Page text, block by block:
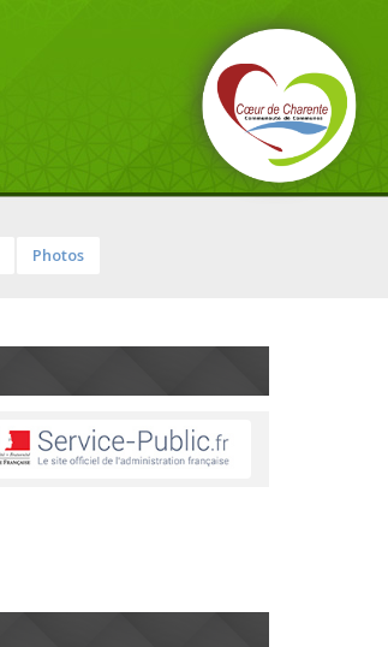
Photos